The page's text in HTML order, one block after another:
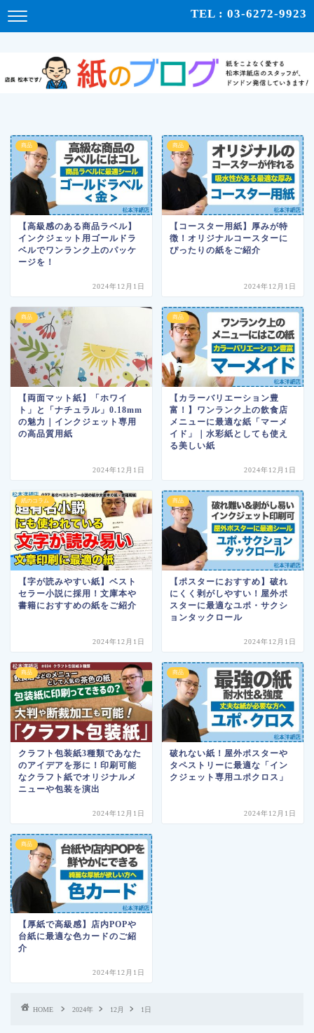
TEL : 03-6272-9923
商品
【高級感のある商品ラベル】
インクジェット用ゴールドラ
ベルでワンランク上のパッケ
ージを！
2024年12月1日
商品
【コースター用紙】厚みが特
徴！オリジナルコースターに
ぴったりの紙をご紹介
2024年12月1日
商品
【両面マット紙】「ホワイ
ト」と「ナチュラル」0.18mm
の魅力｜インクジェット専用
の高品質用紙
2024年12月1日
商品
【カラーバリエーション豊
富！】ワンランク上の飲食店
メニューに最適な紙「マーメ
イド」｜水彩紙としても使え
る美しい紙
2024年12月1日
紙のコラム
【字が読みやすい紙】ベスト
セラー小説に採用！文庫本や
書籍におすすめの紙をご紹介
2024年12月1日
商品
【ポスターにおすすめ】破れ
にくく剥がしやすい！屋外ポ
スターに最適なユポ・サクシ
ョンタックロール
2024年12月1日
商品
クラフト包装紙3種類であなた
のアイデアを形に！印刷可能
なクラフト紙でオリジナルメ
ニューや包装を演出
2024年12月1日
商品
破れない紙！屋外ポスターや
タペストリーに最適な「イン
クジェット専用ユポクロス」
2024年12月1日
商品
【厚紙で高級感】店内POPや
台紙に最適な色カードのご紹
介
2024年12月1日
HOME 2024年 12月 1日